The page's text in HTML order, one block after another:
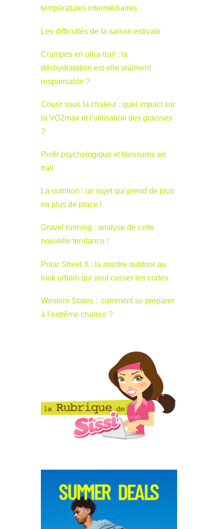
températures intermédiaires
Les difficultés de la saison estivale
Crampes en ultra-trail : la
déshydratation est-elle vraiment
responsable ?
Courir sous la chaleur : quel impact sur
la VO2max et l’utilisation des graisses
?
Profil psychologique et blessures en
trail
La nutrition : un sujet qui prend de plus
en plus de place !
Gravel running : analyse de cette
nouvelle tendance !
Polar Street X : la montre outdoor au
look urbain qui veut casser les codes
Western States : comment se préparer
à l’extrême chaleur ?